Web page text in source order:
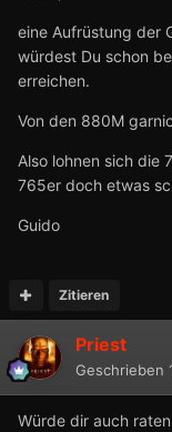
eine Aufrüstung der
würdest Du schon
erreichen.
Von den 880M
Also lohnen sich die
765er doch etwas
Guido
Zitieren
Priest
Geschrieben
Würde dir auch